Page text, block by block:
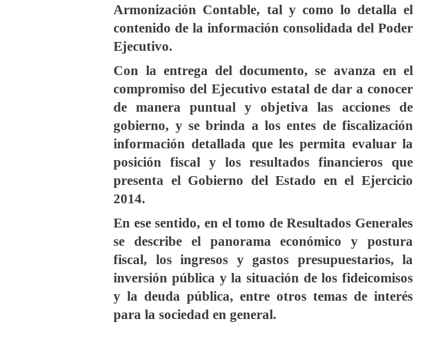
Armonización Contable, tal y como lo detalla el
contenido de la información consolidada del Poder
Ejecutivo.
Con la entrega del documento, se avanza en el
compromiso del Ejecutivo estatal de dar a conocer
de manera puntual y objetiva las acciones de
gobierno, y se brinda a los entes de fiscalización
información detallada que les permita evaluar la
posición fiscal y los resultados financieros que
presenta el Gobierno del Estado en el Ejercicio
2014.
En ese sentido, en el tomo de Resultados Generales
se describe el panorama económico y postura
fiscal, los ingresos y gastos presupuestarios, la
inversión pública y la situación de los fideicomisos
y la deuda pública, entre otros temas de interés
para la sociedad en general.